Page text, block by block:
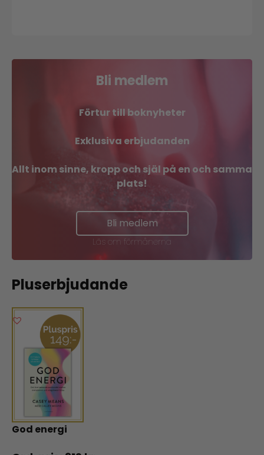
Bli medlem
Förtur till boknyheter
Exklusiva erbjudanden
Allt inom sinne, kropp och själ på en och samma
plats!
Bli medlem
Läs om förmånerna
Pluserbjudande
God energi